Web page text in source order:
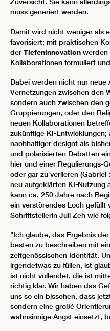
muss generiert werden.
Damit wird nicht weniger als
favorisiert; mit praktischen
der Tiefeninnovation werden
Kollaborationen formuliert
Dabei werden nicht nur neue
Vernetzungen zwischen den
sondern auch zwischen den
Gruppierungen, oder den
neuen Kollaborationen
zukünftige KI-Entwicklungen;
nachhaltiger designt als
und polarisierten Debatten
hier und einer Regulierungs-
oder gar zu verlieren (Gabriel
neu aufgeklärten KI-Nutzung
kann ca. 250 Jahre nach
ein verstörendes Loch
Schriftstellerin Juli Zeh wie
"Ich glaube, das Ergebnis
besten zu beschreiben mit
zeitgenössischen Identität.
irgendetwas zu füllen, ist
ist nicht vollendet, die ist
richtig klar. Wir haben das
uns so ein bisschen, dass
sondern eine großé
wahnsinnige Angst einsetzt,